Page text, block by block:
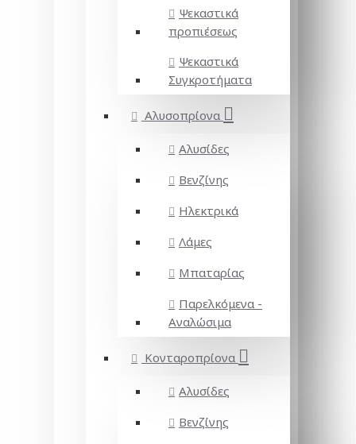
Ψεκαστικά
προπιέσεως
Ψεκαστικά
Συγκροτήματα
Αλυσοπρίονα
Αλυσίδες
Βενζίνης
Ηλεκτρικά
Λάμες
Μπαταρίας
Παρελκόμενα -
Αναλώσιμα
Κονταροπρίονα
Αλυσίδες
Βενζίνης